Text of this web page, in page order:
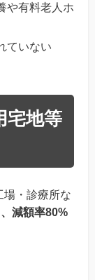
や有料老人ホ
ていない
宅地等
場・診療所な
減額率80%